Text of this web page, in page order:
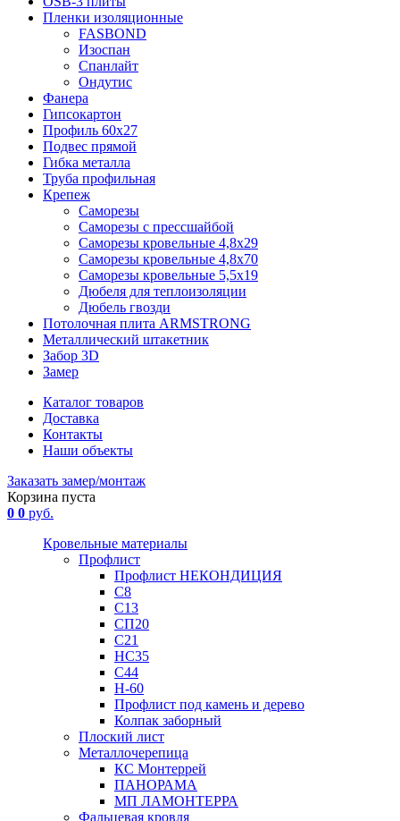
Пленки изоляционные
FASBOND
Изоспан
Спанлайт
Ондутис
Фанера
Гипсокартон
Профиль 60х27
Подвес прямой
Гибка металла
Труба профильная
Крепеж
Саморезы
Саморезы с прессшайбой
Саморезы кровельные 4,8х29
Саморезы кровельные 4,8х70
Саморезы кровельные 5,5х19
Дюбеля для теплоизоляции
Дюбель гвозди
Потолочная плита ARMSTRONG
Металлический штакетник
Забор 3D
Замер
Каталог товаров
Доставка
Контакты
Наши объекты
Заказать замер/монтаж
Корзина пуста
0 0 руб.
Кровельные материалы
Профлист
Профлист НЕКОНДИЦИЯ
С8
С13
СП20
С21
НС35
С44
Н-60
Профлист под камень и дерево
Колпак заборный
Плоский лист
Металлочерепица
КС Монтеррей
ПАНОРАМА
МП ЛАМОНТЕРРА
Фальцевая кровля